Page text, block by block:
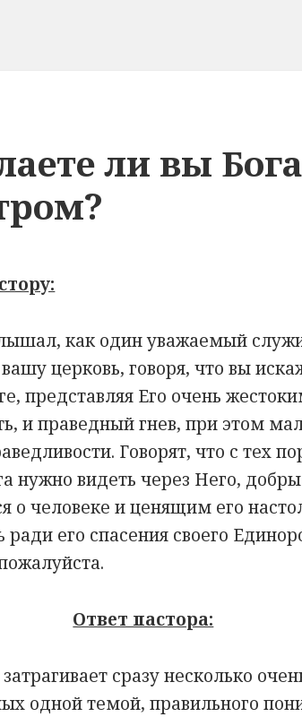
ли вы Бога
как один уважаемый
церковь, говоря, что вы
представляя Его очень
и праведный гнев, при этом
Говорят, что с тех
нужно видеть через Него,
о человеке и ценящим его
ради его спасения своего
Ответ пастора:
сразу несколько
одной темой, правильного